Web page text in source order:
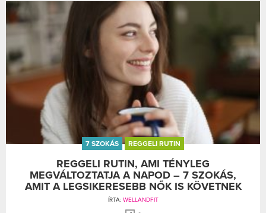
7 SZOKÁS REGGELI RUTIN
REGGELI RUTIN, AMI TÉNYLEG
MEGVÁLTOZTATJA A NAPOD – 7 SZOKÁS,
AMIT A LEGSIKERESEBB NŐK IS KÖVETNEK
ÍRTA: WELLANDFIT